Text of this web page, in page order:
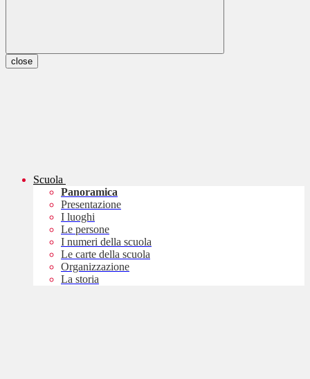
close
Scuola
Panoramica
Presentazione
I luoghi
Le persone
I numeri della scuola
Le carte della scuola
Organizzazione
La storia